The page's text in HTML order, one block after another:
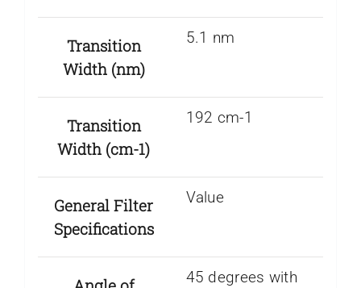
Transition
Width (nm)
5.1 nm
Transition
Width (cm-1)
192 cm-1
General Filter
Specifications
Value
45 degrees with